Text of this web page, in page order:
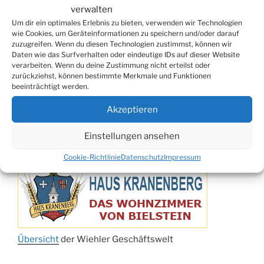
verwalten
Um dir ein optimales Erlebnis zu bieten, verwenden wir Technologien
wie Cookies, um Geräteinformationen zu speichern und/oder darauf
zuzugreifen. Wenn du diesen Technologien zustimmst, können wir
Daten wie das Surfverhalten oder eindeutige IDs auf dieser Website
verarbeiten. Wenn du deine Zustimmung nicht erteilst oder
zurückziehst, können bestimmte Merkmale und Funktionen
beeinträchtigt werden.
Akzeptieren
Einstellungen ansehen
Cookie-RichtlinieDatenschutzImpressum
Herbstprogramm im Burghaus
26.09.
Herbstbasar
17.10.
80er/90er–Party
31.10.
Erzquell Brauerei: Halloween Party
07.11.
Katharinenball in der Aula
08.11.
St. Martin in Oberbantenberg
St. Martin in Weiershagen
St. Martin in Bielstein
15.11.
Konzert Bielsteiner Männerchor
15.11.
Volkstrauertag am Ehrenmal
27.11.
Anknipsfest an der Oberbantenberger
Kirche
Übersichtder Wiehler Geschäftswelt